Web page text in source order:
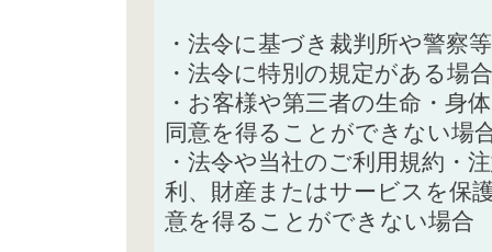
・法令に基づき裁判所や警察
・法令に特別の規定がある場合
・お客様や第三者の生命・身
同意を得ることができない場
・法令や当社のご利用規約・
利、財産またはサービスを保
意を得ることができない場合